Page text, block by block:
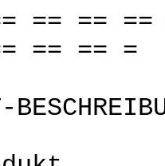
== ==
== == =